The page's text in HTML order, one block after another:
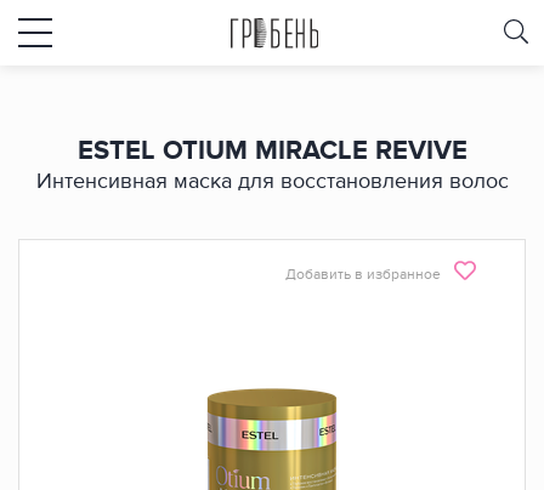
ESTEL OTIUM MIRACLE REVIVE
Интенсивная маска для восстановления волос
Добавить в избранное